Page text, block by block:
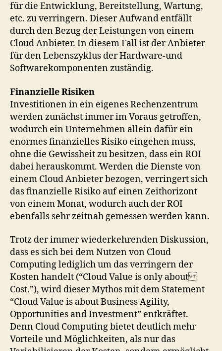
für die Entwicklung, Bereitstellung, Wartung,
etc. zu verringern. Dieser Aufwand entfällt
durch den Bezug der Leistungen von einem
Cloud Anbieter. In diesem Fall ist der Anbieter
für den Lebenszyklus der Hardware-und
Softwarekomponenten zuständig.
Finanzielle Risiken
Investitionen in ein eigenes Rechenzentrum
werden zunächst immer im Voraus getroffen,
wodurch ein Unternehmen allein dafür ein
enormes finanzielles Risiko eingehen muss,
ohne die Gewissheit zu besitzen, dass ein ROI
dabei herauskommt. Werden die Dienste von
einem Cloud Anbieter bezogen, verringert sich
das finanzielle Risiko auf einen Zeithorizont
von einem Monat, wodurch auch der ROI
ebenfalls sehr zeitnah gemessen werden kann.
Trotz der immer wiederkehrenden Diskussion,
dass es sich bei dem Nutzen von Cloud
Computing lediglich um das verringern der
Kosten handelt (“Cloud Value is only about
Cost.”), wird dieser Mythos mit dem Statement
“Cloud Value is about Business Agility,
Opportunities and Investment” entkräftet.
Denn Cloud Computing bietet deutlich mehr
Vorteile und Möglichkeiten, als nur das